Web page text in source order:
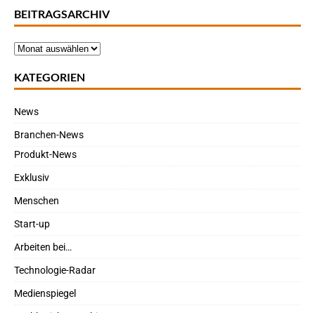
BEITRAGSARCHIV
KATEGORIEN
News
Branchen-News
Produkt-News
Exklusiv
Menschen
Start-up
Arbeiten bei…
Technologie-Radar
Medienspiegel